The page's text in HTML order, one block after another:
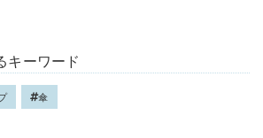
キーワード
傘